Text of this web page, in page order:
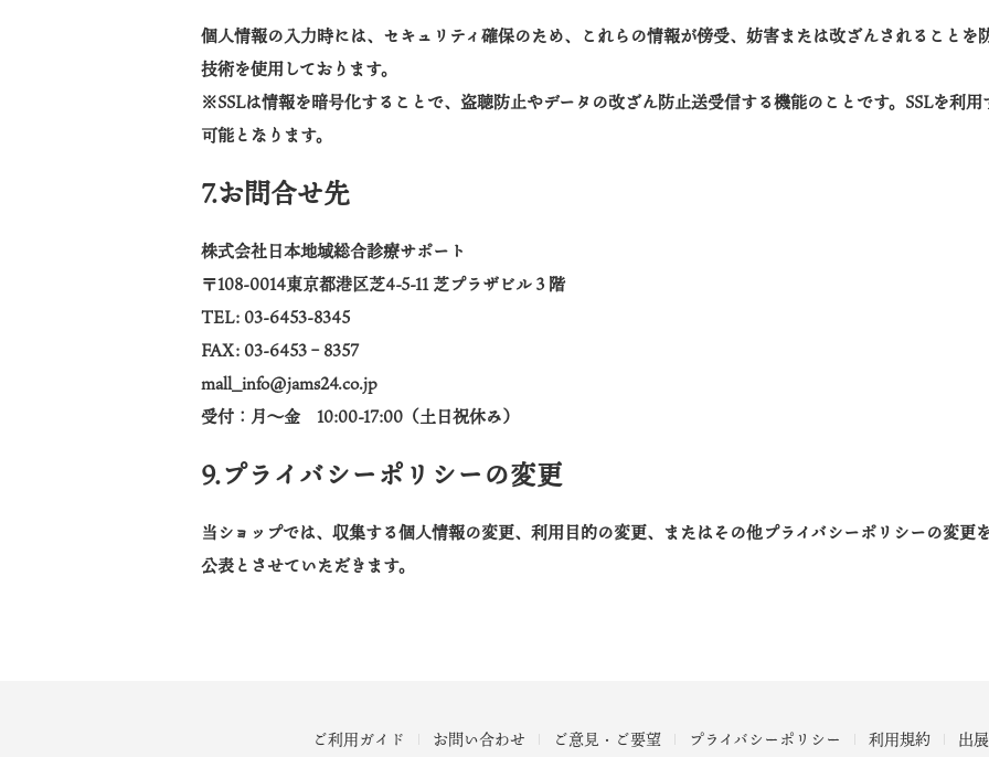
個人情報の入力時には、セキュリティ確保のため、これらの情報が傍受、妨害または改ざんされることを
技術を使用しております。
※SSLは情報を暗号化することで、盗聴防止やデータの改ざん防止送受信する機能のことです。SSLを利
可能となります。
7.お問合せ先
株式会社日本地域総合診療サポート
〒108-0014東京都港区芝4-5-11芝プラザビル３階
TEL: 03-6453-8345
FAX: 03-6453–8357
mall_info@jams24.co.jp
受付：月～金 10:00-17:00（土日祝休み）
9.プライバシーポリシーの変更
当ショップでは、収集する個人情報の変更、利用目的の変更、またはその他プライバシーポリシーの変更
公表とさせていただきます。
ご利用ガイド お問い合わせ ご意見・ご要望 プライバシーポリシー 利用規約 出